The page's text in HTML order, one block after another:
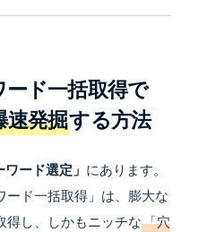
ド一括取得で
速発掘する方法
ワード選定」 にあります。
ド一括取得」は、膨大な
得し、しかもニッチな「穴